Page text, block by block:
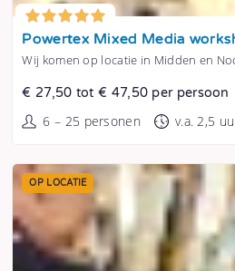
Tonen
Powertex Mixed Media
Wij komen op locatie in Midden en
€ 27,50 tot € 47,50 per persoon
6 – 25 personen v.a. 2,5
OP LOCATIE